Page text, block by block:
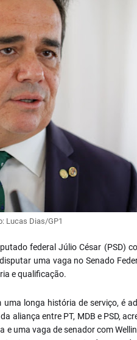
Lucas Dias/GP1
federal Júlio César (PSD)
uma vaga no Senado
e qualificação.
longa história de serviço, é
entre PT, MDB e PSD,
uma vaga de senador com